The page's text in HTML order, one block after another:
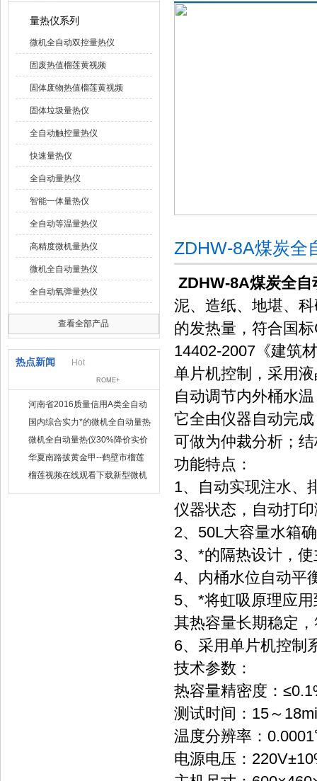
量热仪系列
微机全自动双控量热仪
固废热值榴莲黄视频
固体废物热值榴莲黄视频
固体垃圾量热仪
全自动触控量热仪
快速量热仪
全自动量热仪
智能一体量热仪
全自动等温量热仪
高精度微机量热仪
微机全自动量热仪
全自动氧弹量热仪
查看全部产品
热点新闻 Hot
ROME+
河南省2016质量信用A类全自动
量热仪
国内综合实力*的微机全自动量热
仪制造企业
微机全自动量热仪30%降价实价
出售
华夏南路披黄金甲--鹤壁市榴莲
视频在线观看下载仪器仪表有限
榴莲视频在线观看下载新型微机
ZDHW-8A煤炭全
ZDHW-8A煤炭全自
泥、造纸、地堪、
的发热量，符合国
14402-2007《建筑
单片机控制，采用
自动调节内外桶水
它全由仪器自动完
可做为仲裁分析；
功能特点：
1、自动实现注水、
仪器状态，自动打
2、50L大容量水箱
3、*的隔热设计，
4、内桶水位自动平
5、*将虹吸原理应
其热容量长期稳定
6、采用单片机控制
技术参数：
热容量精密度：
测试时间：15～
温度分辨率：
电源电压：